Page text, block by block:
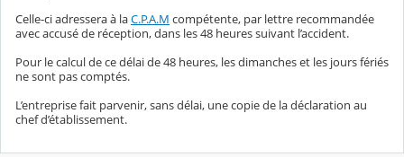
Celle-ci adressera à laC.P.A.M compétente, par lettre recommandée
avec accusé de réception, dans les 48 heures suivant l’accident.
Pour le calcul de ce délai de 48 heures, les dimanches et les jours fériés
ne sont pas comptés.
L’entreprise fait parvenir, sans délai, une copie de la déclaration au
chef d’établissement.